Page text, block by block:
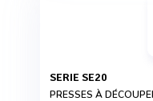
SERIE SE20
PRESSES À